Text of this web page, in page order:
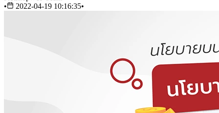
•
2022-04-19 10:16:35•